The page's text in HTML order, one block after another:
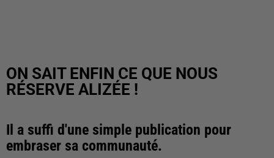
ON SAIT ENFIN CE QUE NOUS
RÉSERVE ALIZÉE !
Il a suffi d'une simple publication pour
embraser sa communauté.